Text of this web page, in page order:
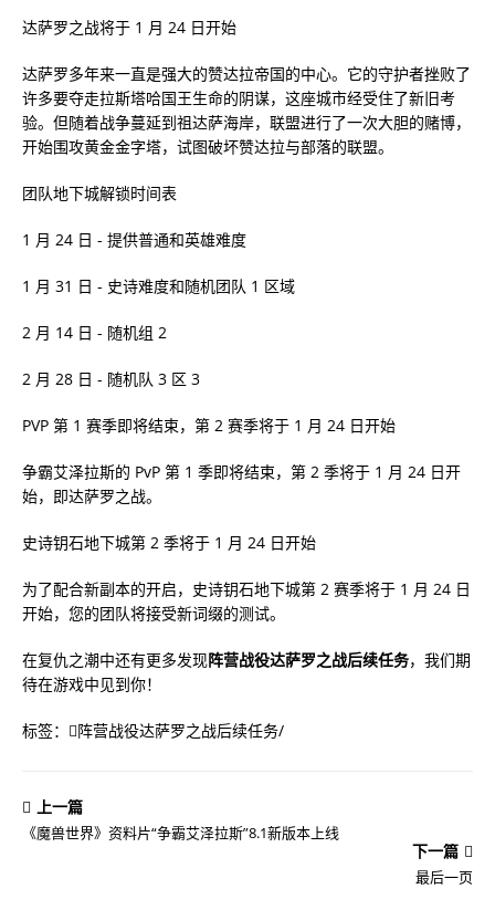
达萨罗之战将于 1 月 24 日开始
达萨罗多年来一直是强大的赞达拉帝国的中心。它的守护者挫败了
许多要夺走拉斯塔哈国王生命的阴谋，这座城市经受住了新旧考
验。但随着战争蔓延到祖达萨海岸，联盟进行了一次大胆的赌博，
开始围攻黄金金字塔，试图破坏赞达拉与部落的联盟。
团队地下城解锁时间表
1 月 24 日 - 提供普通和英雄难度
1 月 31 日 - 史诗难度和随机团队 1 区域
2 月 14 日 - 随机组 2
2 月 28 日 - 随机队 3 区 3
PVP 第 1 赛季即将结束，第 2 赛季将于 1 月 24 日开始
争霸艾泽拉斯的 PvP 第 1 季即将结束，第 2 季将于 1 月 24 日开
始，即达萨罗之战。
史诗钥石地下城第 2 季将于 1 月 24 日开始
为了配合新副本的开启，史诗钥石地下城第 2 赛季将于 1 月 24 日
开始，您的团队将接受新词缀的测试。
在复仇之潮中还有更多发现阵营战役达萨罗之战后续任务，我们期
待在游戏中见到你！
标签： 阵营战役达萨罗之战后续任务/
上一篇
《魔兽世界》资料片“争霸艾泽拉斯”8.1新版本上线
下一篇
最后一页